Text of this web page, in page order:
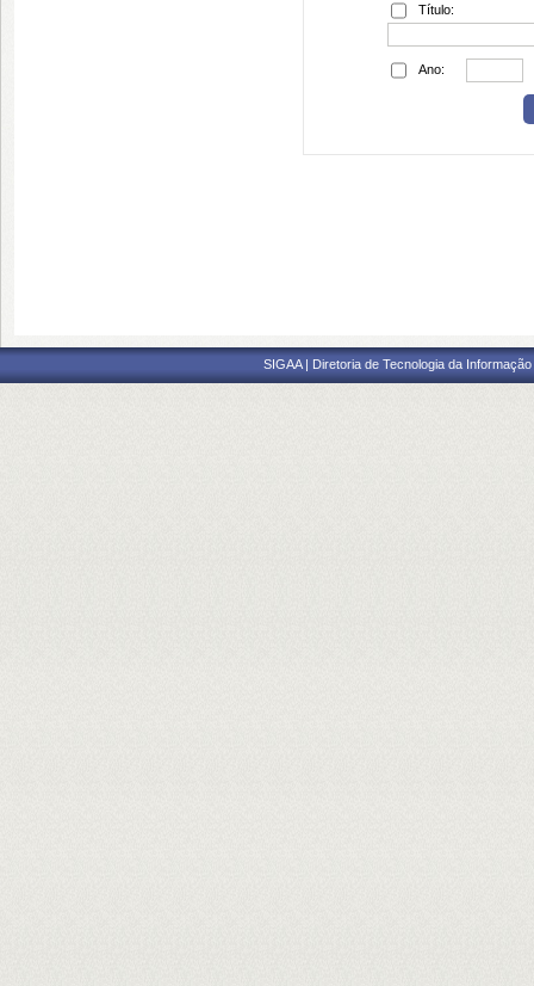
Título:
Ano:
SIGAA | Diretoria de Tecnologia da